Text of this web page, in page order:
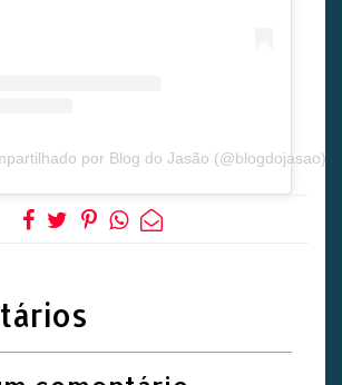
por Blog do Jasão (@blogdojasao)